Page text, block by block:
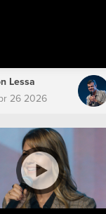
Lessa
26 2026